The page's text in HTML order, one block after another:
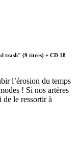
trash" (9 titres) + CD 18
l’érosion du temps
! Si nos artères
de le ressortir à